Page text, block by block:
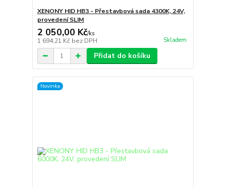
XENONY HID HB3 - Přestavbová sada 4300K, 24V,
provedení SLIM
2 050,00 Kč/ks
1 694,21 Kč bez DPH Skladem
Přidat do košíku
Novinka